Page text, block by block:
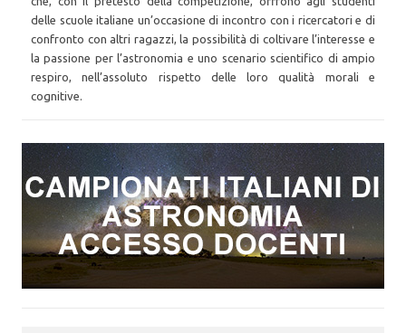
delle scuole italiane un’occasione di incontro con i ricercatori e di
confronto con altri ragazzi, la possibilità di coltivare l’interesse e
la passione per l’astronomia e uno scenario scientifico di ampio
respiro, nell’assoluto rispetto delle loro qualità morali e
cognitive.